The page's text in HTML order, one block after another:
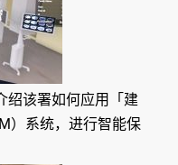
绍该署如何应用「建
）系统，进行智能保